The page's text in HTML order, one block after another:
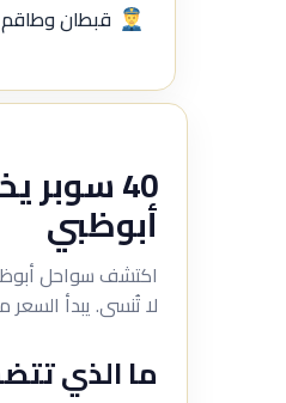
قبطان
40
أبوظبي
لا تُنسى. يبدأ السعر
ما الذي